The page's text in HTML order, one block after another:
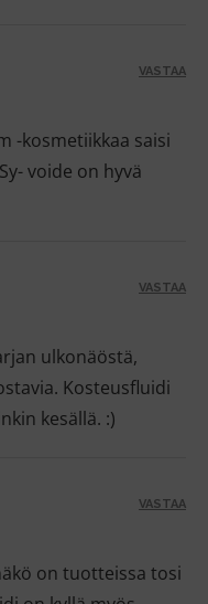
-kosmetiikkaa saisi
voide on hyvä
VASTAA
ulkonäöstä,
Kosteusfluidi
kesällä. :)
VASTAA
on tuotteissa tosi
VASTAA